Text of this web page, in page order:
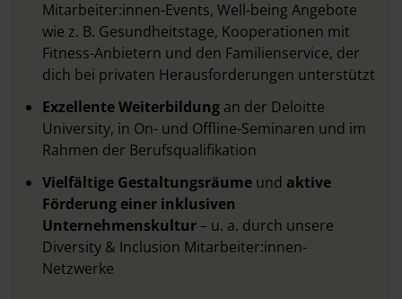
Mitarbeiter:innen-Events, Well-being Angebote
wie z. B. Gesundheitstage, Kooperationen mit
Fitness-Anbietern und den Familienservice, der
dich bei privaten Herausforderungen unterstützt
Exzellente Weiterbildung an der Deloitte
University, in On- und Offline-Seminaren und im
Rahmen der Berufsqualifikation
Vielfältige Gestaltungsräume und aktive
Förderung einer inklusiven
Unternehmenskultur – u. a. durch unsere
Diversity & Inclusion Mitarbeiter:innen-
Netzwerke